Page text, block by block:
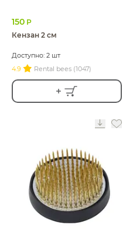
150 Р
Кензан 2 см
Доступно: 2 шт
4.9
Rental bees (1047)